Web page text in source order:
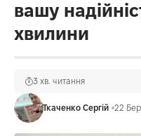
вашу
хвилини
Ткаченко Сергій 22
3 хв. читання